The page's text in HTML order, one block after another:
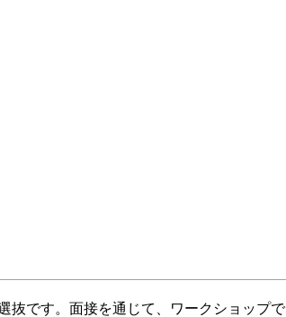
抜です。面接を通じて、ワークショップで